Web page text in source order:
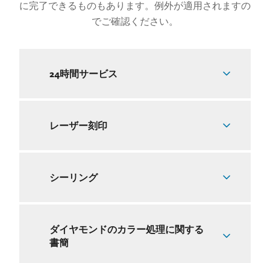
に完了できるものもあります。例外が適用されますの
でご確認ください。
24時間サービス
レーザー刻印
シーリング
ダイヤモンドのカラー処理に関する
書簡